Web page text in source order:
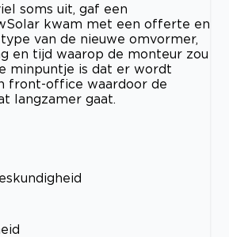
soms uit, gaf een
kwam met een offerte en
van de nieuwe omvormer,
en tijd waarop de monteur zou
minpuntje is dat er wordt
front-office waardoor de
langzamer gaat.